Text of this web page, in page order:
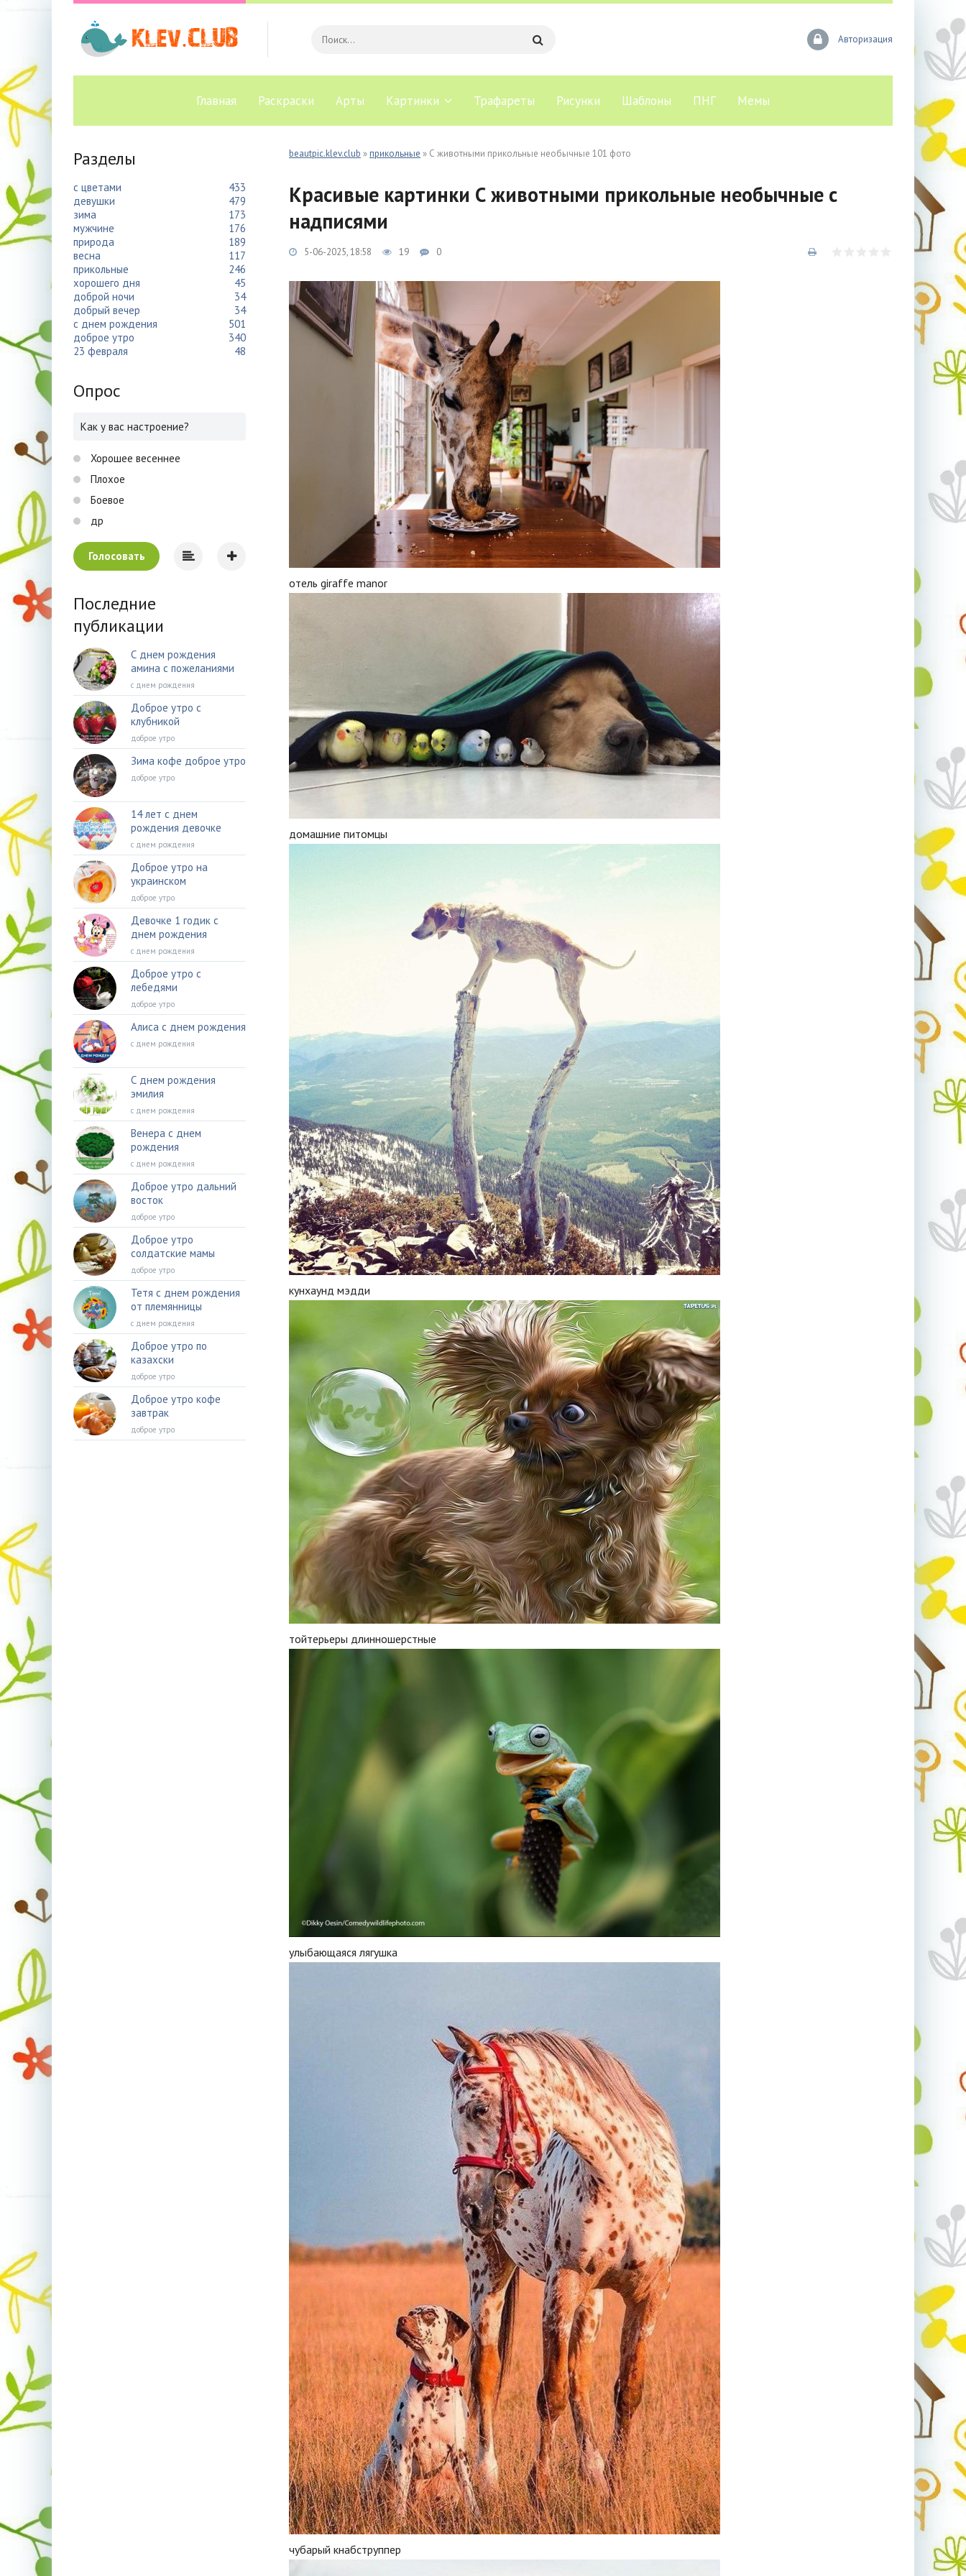
Авторизация
Главная Раскраски Арты Картинки Трафареты Рисунки Шаблоны ПНГ Мемы
beautpic.klev.club »прикольные » С животными прикольные необычные 101 фото
Красивые картинки С животными прикольные необычные с
надписями
5-06-2025, 18:58 19 0
отель giraffe manor
домашние питомцы
кунхаунд мэдди
тойтерьеры длинношерстные
улыбающаяся лягушка
чубарый кнабструппер
Разделы
с цветами
433
девушки
479
зима
173
мужчине
176
природа
189
весна
117
прикольные
246
хорошего дня
45
доброй ночи
34
добрый вечер
34
с днем рождения
501
доброе утро
340
23 февраля
48
Опрос
Как у вас настроение?
Хорошее весеннее
Плохое
Боевое
др
Голосовать
Последние
публикации
С днем рождения
амина с пожеланиями
с днем рождения
Доброе утро с
клубникой
доброе утро
Зима кофе доброе утро
доброе утро
14 лет с днем
рождения девочке
с днем рождения
Доброе утро на
украинском
доброе утро
Девочке 1 годик с
днем рождения
с днем рождения
Доброе утро с
лебедями
доброе утро
Алиса с днем рождения
с днем рождения
С днем рождения
эмилия
с днем рождения
Венера с днем
рождения
с днем рождения
Доброе утро дальний
восток
доброе утро
Доброе утро
солдатские мамы
доброе утро
Тетя с днем рождения
от племянницы
с днем рождения
Доброе утро по
казахски
доброе утро
Доброе утро кофе
завтрак
доброе утро